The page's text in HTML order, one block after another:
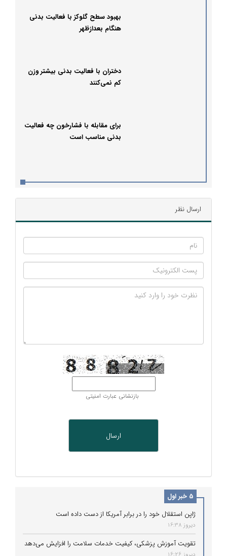
بهبود سطح گلوکز با فعالیت بدنی
هنگام بعدازظهر
دختران با فعالیت بدنی بیشتر وزن
کم نمی‌کنند
برای مقابله با فشارخون چه فعالیت
بدنی مناسب است
ارسال نظر
بازنشانی عبارت امنیتی
5 خبر اول
ژاپن استقلال خود را در برابر آمریکا از دست داده است
دیروز 16:38
تقویت آموزش پزشکی، کیفیت خدمات سلامت را افزایش می‌دهد